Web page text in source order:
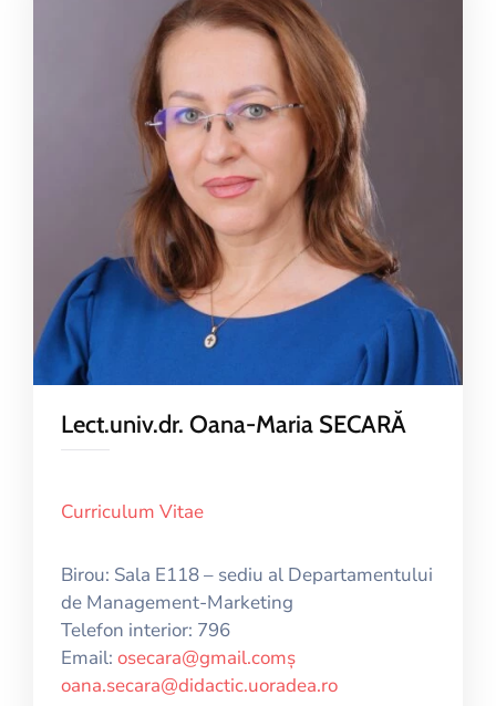
Lect.univ.dr. Oana-Maria SECARĂ
Curriculum Vitae
Birou: Sala E118 – sediu al Departamentului
de Management-Marketing
Telefon interior: 796
Email: osecara@gmail.comș
oana.secara@didactic.uoradea.ro